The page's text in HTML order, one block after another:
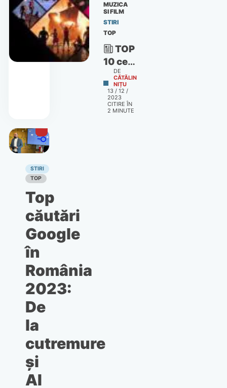
în
perioada
Sărbătorilor:
smartphone-
uri,
tablete
și
gadget-
uri
MUZICA
SI FILM
STIRI
TOP
TOP
10 cele
mai
urmărite
filme
și
DE
CĂTĂLIN
NIȚU
13 / 12 /
2023
CITIRE ÎN
2 MINUTE
STIRI
TOP
Top
căutări
Google
în
România
2023:
De
la
cutremure
și
AI